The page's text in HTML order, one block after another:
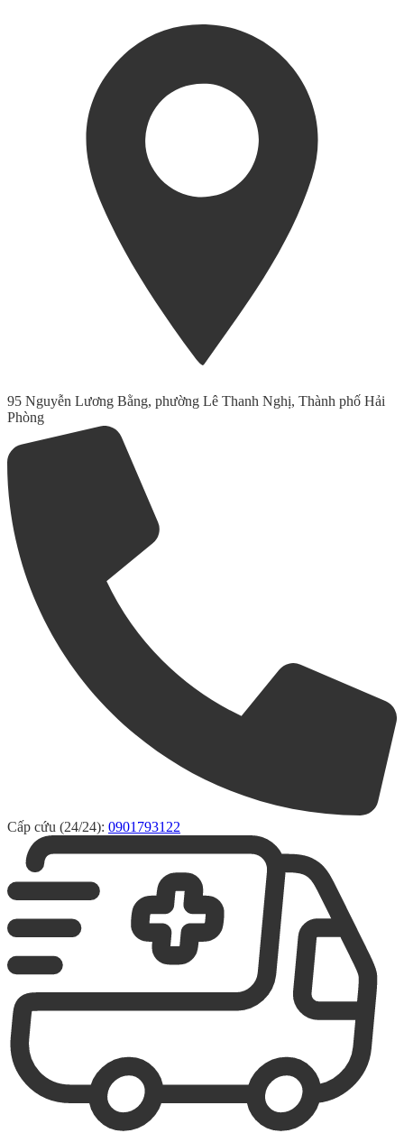
95 Nguyễn Lương Bằng, phường Lê Thanh Nghị, Thành phố Hải
Phòng
Cấp cứu (24/24): 0901793122